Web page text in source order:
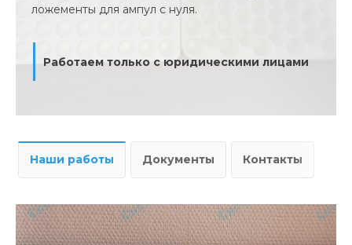
ложементы для ампул с нуля.
Работаем только с юридическими лицами
Наши работы Документы Контакты